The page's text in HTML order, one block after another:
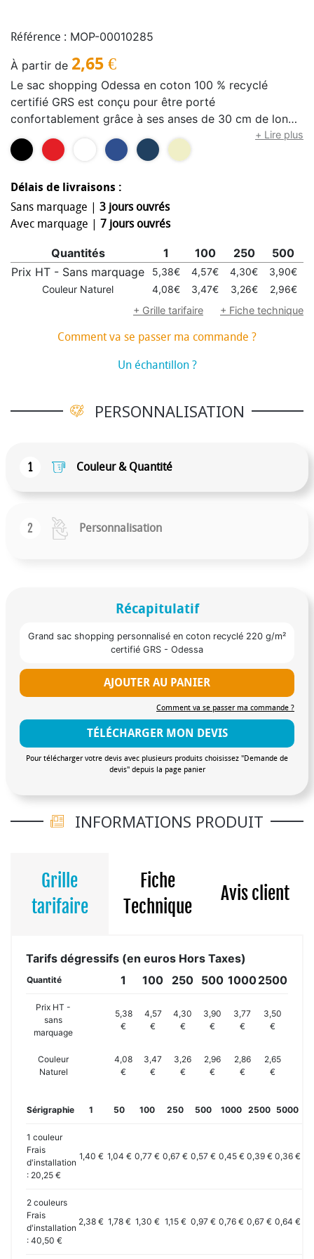
Référence : MOP-00010285
À partir de 2,65 €
Le sac shopping Odessa en coton 100 % recyclé
certifié GRS est conçu pour être porté
confortablement grâce à ses anses de 30 cm de long
et à son grand compartiment principal à soufflets.
Qu'il s'agisse de transporter des livres lourds ou des
besoins. Les méthodes d'impression disponibles pour
ce sac shopping sont également certifiées, ce qui
garantit que l'ensemble de la chaîne
mélange coton recyclé/polyester de 220 g/m² assure
durabilité et fiabilité, donnant au sac une résistance
allant jusqu'à 10 kg. Fabriqué en Inde.
+ Lire plus
Délais de livraisons :
Sans marquage | 3 jours ouvrés
Avec marquage | 7 jours ouvrés
Quantités 1 100 250 500
Prix HT - Sans marquage
5,38€ 4,57€ 4,30€ 3,90€
Couleur Naturel
4,08€ 3,47€ 3,26€ 2,96€
+ Grille tarifaire
+ Fiche technique
Comment va se passer ma commande ?
Un échantillon ?
PERSONNALISATION
1 Couleur & Quantité
2 Personnalisation
Récapitulatif
Grand sac shopping personnalisé en coton recyclé 220 g/m²
certifié GRS - Odessa
AJOUTER AU PANIER
Comment va se passer ma commande ?
TÉLÉCHARGER MON DEVIS
Pour télécharger votre devis avec plusieurs produits choisissez "Demande de
devis" depuis la page panier
INFORMATIONS PRODUIT
Grille
tarifaire
Fiche
Technique
Avis client
Tarifs dégressifs (en euros Hors Taxes)
Quantité 1 100 250 500 10002500
Prix HT -
sans
marquage
5,38
€
4,57
€
4,30
€
3,90
€
3,77
€
3,50
€
Couleur
Naturel
4,08
€
3,47
€
3,26
€
2,96
€
2,86
€
2,65
€
Sérigraphie 1 50 100 250 500 1000 2500 5000
1 couleur
Frais
d'installation
: 20,25 €
1,40 € 1,04 € 0,77 € 0,67 € 0,57 € 0,45 € 0,39 € 0,36 €
2 couleurs
Frais
d'installation
: 40,50 €
2,38 € 1,78 € 1,30 € 1,15 € 0,97 € 0,76 € 0,67 € 0,64 €